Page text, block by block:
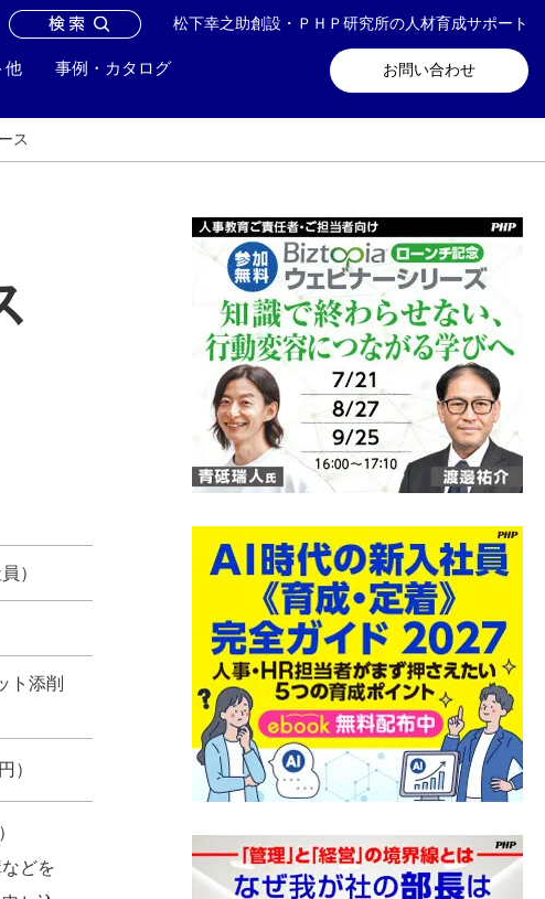
松下幸之助創設・ＰＨＰ研究所の人材育成サポート
お問い合わせ
他 事例・カタログ
お問い合わせ メールマガジン登録
ス
）
ト添削
）
どを